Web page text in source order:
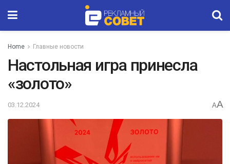
Home Главные новости
Настольная игра принесла
«золото»
03.12.2024 AA